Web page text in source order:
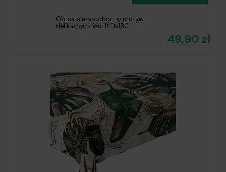
Obrus plamoodporny motyw
delikatnych liści 140x180
49,90 zł